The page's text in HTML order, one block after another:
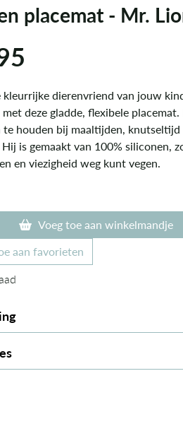
placemat - Mr.
dierenvriend van jouw
deze gladde, flexibele placemat.
houden bij maaltijden, knutseltijd
is gemaakt van 100% siliconen,
en viezigheid weg kunt vegen.
Voeg toe aan winkelmandje
aan favorieten